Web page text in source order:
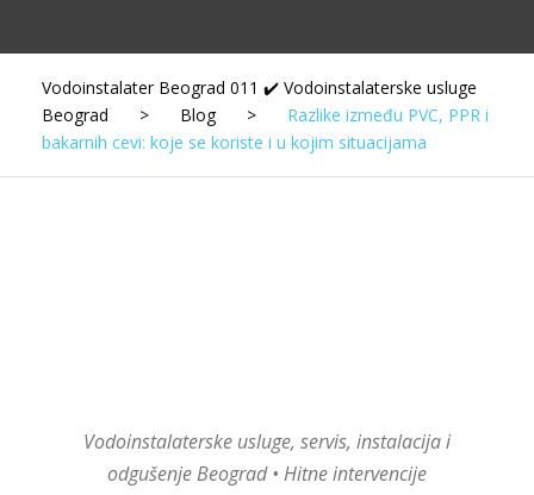
Vodoinstalater Beograd 011 ✔️ Vodoinstalaterske usluge
Beograd
> Blog >
Razlike između PVC, PPR i
bakarnih cevi: koje se koriste i u kojim situacijama
Vodoinstalaterske usluge, servis, instalacija i
odgušenje Beograd • Hitne intervencije